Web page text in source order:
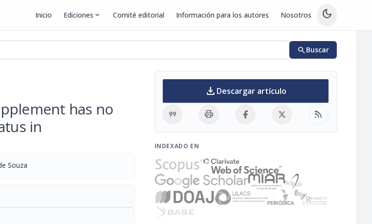
Inicio Ediciones expand_more Comité editorial Información para los autores Nosotros dark_mode
searchBuscar
has no
in
Souza
download Descargar artículo
format_quote print rss_feed
INDEXADO EN